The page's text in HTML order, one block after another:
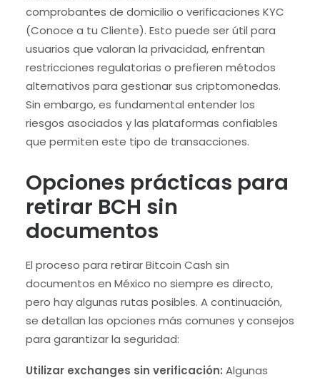
comprobantes de domicilio o verificaciones KYC
(Conoce a tu Cliente). Esto puede ser útil para
usuarios que valoran la privacidad, enfrentan
restricciones regulatorias o prefieren métodos
alternativos para gestionar sus criptomonedas.
Sin embargo, es fundamental entender los
riesgos asociados y las plataformas confiables
que permiten este tipo de transacciones.
Opciones prácticas para
retirar BCH sin
documentos
El proceso para retirar Bitcoin Cash sin
documentos en México no siempre es directo,
pero hay algunas rutas posibles. A continuación,
se detallan las opciones más comunes y consejos
para garantizar la seguridad:
Utilizar exchanges sin verificación: Algunas